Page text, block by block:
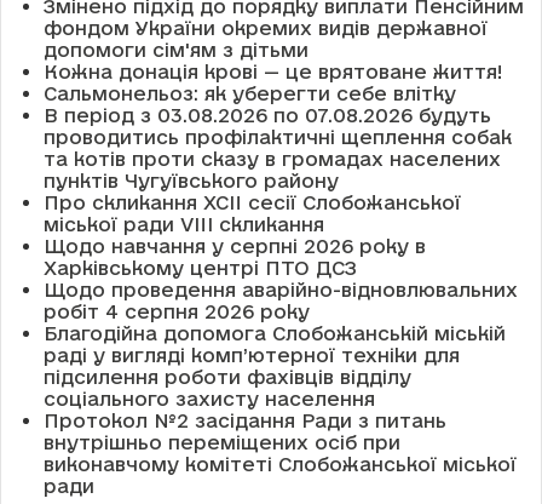
Змінено підхід до порядку виплати Пенсійним
фондом України окремих видів державної
допомоги сім'ям з дітьми
Кожна донація крові — це врятоване життя!
Сальмонельоз: як уберегти себе влітку
В період з 03.08.2026 по 07.08.2026 будуть
проводитись профілактичні щеплення собак
та котів проти сказу в громадах населених
пунктів Чугуївського району
Про скликання XCII сесії Слобожанської
міської ради VIII скликання
Щодо навчання у серпні 2026 року в
Харківському центрі ПТО ДСЗ
Щодо проведення аварійно-відновлювальних
робіт 4 серпня 2026 року
Благодійна допомога Слобожанській міській
раді у вигляді комп’ютерної техніки для
підсилення роботи фахівців відділу
соціального захисту населення
Протокол №2 засідання Ради з питань
внутрішньо переміщених осіб при
виконавчому комітеті Слобожанської міської
ради